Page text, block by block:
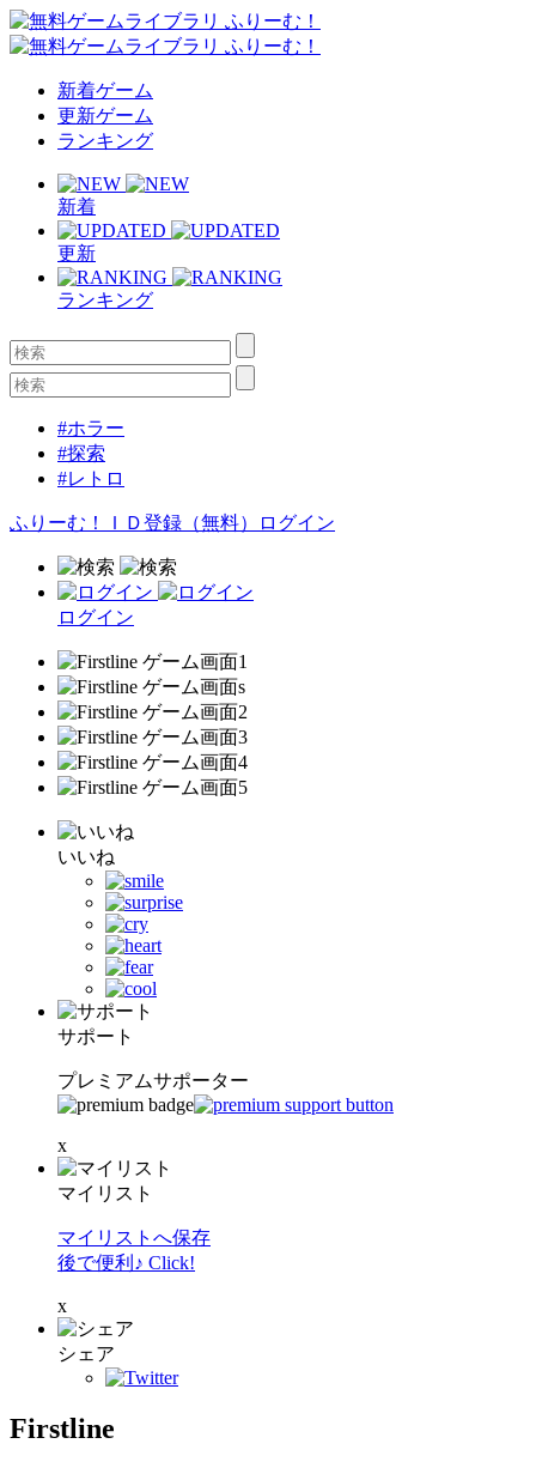
新着ゲーム
更新ゲーム
ランキング
新着
更新
ランキング
#ホラー
#探索
#レトロ
ふりーむ！ＩＤ登録（無料） ログイン
ログイン
いいね
サポート
プレミアムサポーター
x
マイリスト
マイリストへ保存
後で便利♪ Click!
x
シェア
Firstline